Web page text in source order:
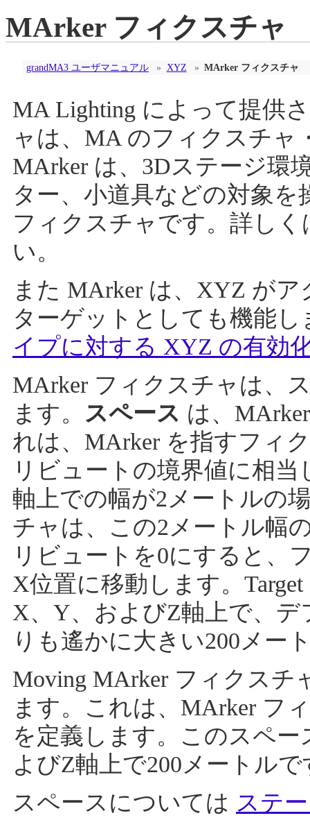
MArker フィクスチャ
grandMA3 ユーザマニュアル » XYZ » MArker フィクスチャ
MA Lighting によって提供
ャは、MA のフィクスチャ
MArker は、3Dステージ環
ター、小道具などの対象
フィクスチャです。詳し
い。
また MArker は、XYZ が
ターゲットとしても機能
イプに対する XYZ の有効
MArker フィクスチャは、
ます。 スペース は、
れは、MArker を指すフィ
リビュートの境界値に相当
軸上での幅が2メートルの
チャは、この2メートル幅
リビュートを0にすると、
X位置に移動します。
X、Y、およびZ軸上で、
りも遙かに大きい200メー
Moving MArker フィクスチ
ます。これは、MArker フ
を定義します。このスペ
よびZ軸上で200メートルで
スペースについては ステ